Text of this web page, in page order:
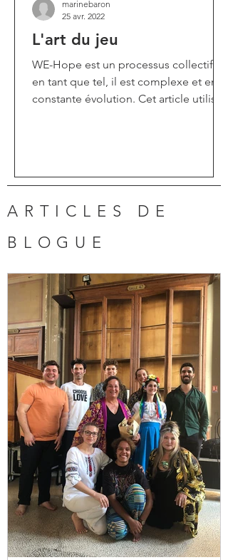
L'art du jeu
WE-Hope est un processus collectif et
en tant que tel, il est complexe et en
constante évolution. Cet article utilise
marinebaron
25 avr. 2022
ARTICLES DE
BLOGUE